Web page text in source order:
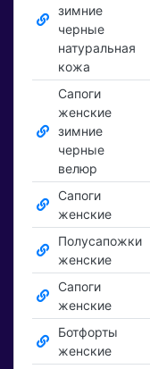
зимние
черные
натуральная
кожа
Сапоги
женские
зимние
черные
велюр
Сапоги
женские
Полусапожки
женские
Сапоги
женские
Ботфорты
женские